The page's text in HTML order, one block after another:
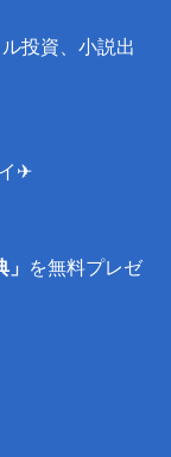
投資、小説出
✈︎
を無料プレゼ